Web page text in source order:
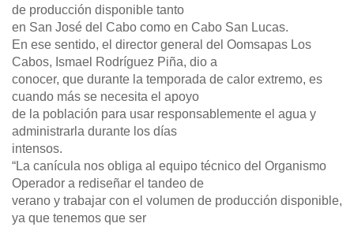
de producción disponible tanto
en San José del Cabo como en Cabo San Lucas.
En ese sentido, el director general del Oomsapas Los
Cabos, Ismael Rodríguez Piña, dio a
conocer, que durante la temporada de calor extremo, es
cuando más se necesita el apoyo
de la población para usar responsablemente el agua y
administrarla durante los días
intensos.
“La canícula nos obliga al equipo técnico del Organismo
Operador a rediseñar el tandeo de
verano y trabajar con el volumen de producción disponible,
ya que tenemos que ser